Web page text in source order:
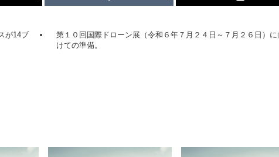
が14ブ
第１０回国際ドローン展（令和６年７月２４日～７月２６日）に
けての準備。